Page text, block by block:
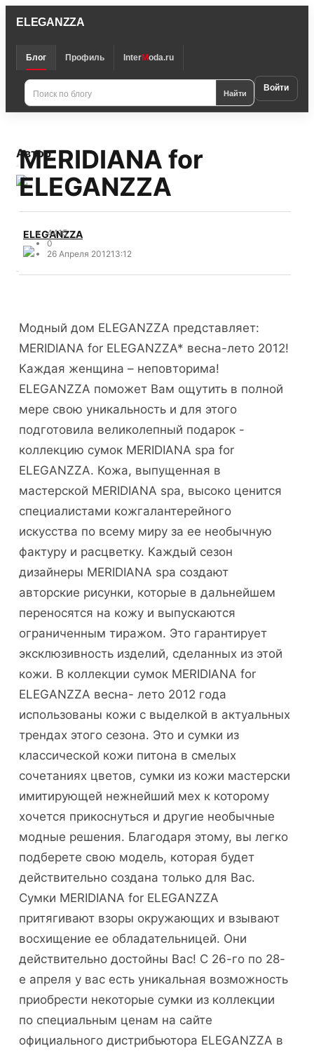
ELEGANZZA
Блог Профиль InterModa.ru
Найти Войти
Автор
ELEGANZZA
MERIDIANA for
ELEGANZZA
4415
0
26 Апреля 201213:12
Модный дом ELEGANZZA представляет:
MERIDIANA for ELEGANZZA* весна-лето 2012!
Каждая женщина – неповторима!
ELEGANZZA поможет Вам ощутить в полной
мере свою уникальность и для этого
подготовила великолепный подарок -
коллекцию сумок MERIDIANA spa for
ELEGANZZA. Кожа, выпущенная в
мастерской MERIDIANA spa, высоко ценится
специалистами кожгалантерейного
искусства по всему миру за ее необычную
фактуру и расцветку. Каждый сезон
дизайнеры MERIDIANA spa создают
авторские рисунки, которые в дальнейшем
переносятся на кожу и выпускаются
ограниченным тиражом. Это гарантирует
эксклюзивность изделий, сделанных из этой
кожи. В коллекции сумок MERIDIANA for
ELEGANZZA весна- лето 2012 года
использованы кожи с выделкой в актуальных
трендах этого сезона. Это и сумки из
классической кожи питона в смелых
сочетаниях цветов, сумки из кожи мастерски
имитирующей нежнейший мех к которому
хочется прикоснуться и другие необычные
модные решения. Благодаря этому, вы легко
подберете свою модель, которая будет
действительно создана только для Вас.
Сумки MERIDIANA for ELEGANZZA
притягивают взоры окружающих и взывают
восхищение ее обладательницей. Они
действительно достойны Вас! С 26-го по 28-
е апреля у вас есть уникальная возможность
приобрести некоторые сумки из коллекции
по специальным ценам на сайте
официального дистрибьютора ELEGANZZA в